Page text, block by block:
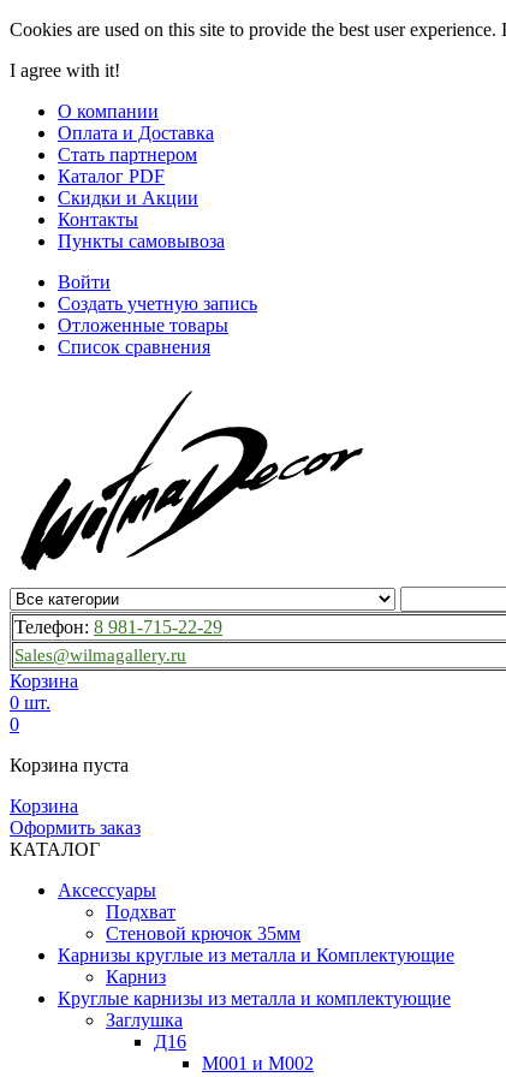
Cookies are used on this site to provide the best user
I agree with it!
О компании
Оплата и Доставка
Стать партнером
Каталог PDF
Скидки и Акции
Контакты
Пункты самовывоза
Войти
Создать учетную запись
Отложенные товары
Список сравнения
Телефон: 8 981-715-22-29
Sales@wilmagallery.ru
Корзина
0 шт.
0
Корзина пуста
Корзина
Оформить заказ
КАТАЛОГ
Аксессуары
Подхват
Стеновой крючок 35мм
Карнизы круглые из металла и Комплектующие
Карниз
Круглые карнизы из металла и комплектующие
Заглушка
Д16
М001 и М002